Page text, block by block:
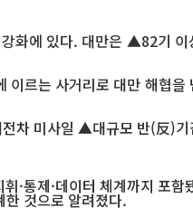
화에 있다. 대만은 ▲82기
르는 사거리로 대만 해협
미사일 ▲대규모 반(反)
·통제·데이터 체계까지
한 것으로 알려졌다.